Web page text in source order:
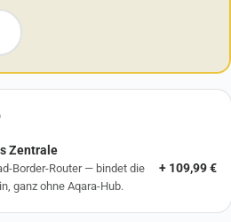
Zentrale
Border-Router — bindet die
ganz ohne Aqara-Hub.
+ 109,99 €